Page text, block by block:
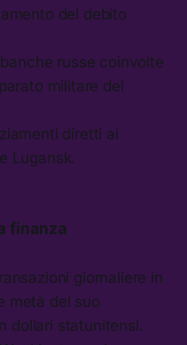
del debito
russe coinvolte
militare del
diretti ai
Lugansk.
finanza
giornaliere in
metà del suo
dollari statunitensi.